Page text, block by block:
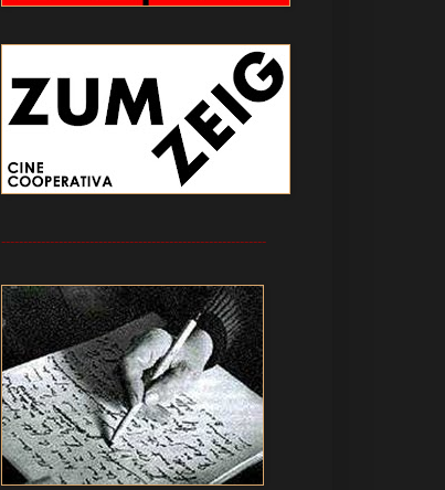
------------------------------------------------------------